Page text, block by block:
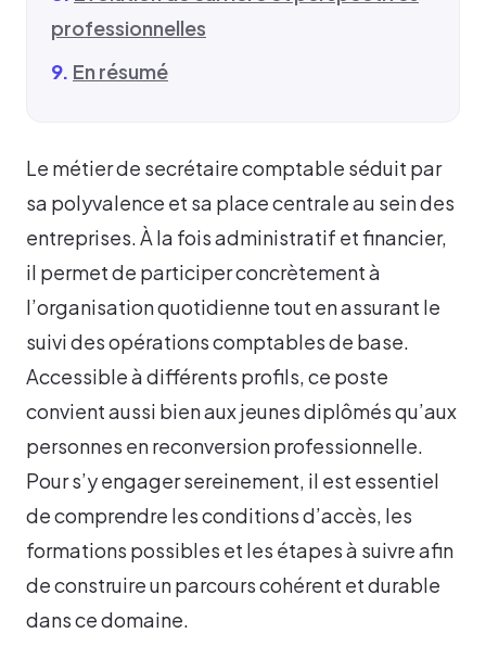
professionnelles
En résumé
Le métier de secrétaire comptable séduit par
sa polyvalence et sa place centrale au sein des
entreprises. À la fois administratif et financier,
il permet de participer concrètement à
l’organisation quotidienne tout en assurant le
suivi des opérations comptables de base.
Accessible à différents profils, ce poste
convient aussi bien aux jeunes diplômés qu’aux
personnes en reconversion professionnelle.
Pour s’y engager sereinement, il est essentiel
de comprendre les conditions d’accès, les
formations possibles et les étapes à suivre afin
de construire un parcours cohérent et durable
dans ce domaine.